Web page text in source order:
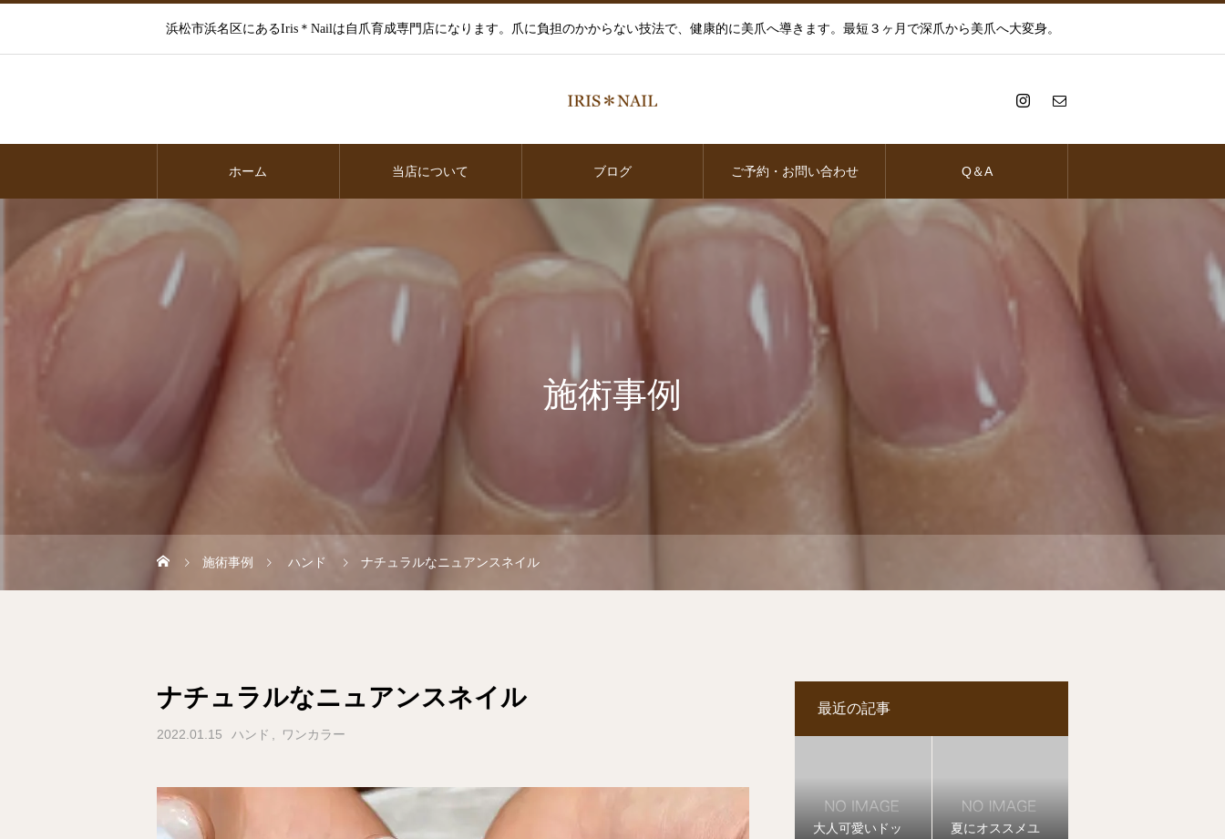
浜松市浜名区にあるIris＊Nailは自爪育成専門店になります。爪に負担のかからない技法で、健康的に美爪へ導きます。最短３ヶ月で深爪から美爪へ大変身。
ホーム 当店について ブログ ご予約・お問い合わせ Q＆A
施術事例
施術事例 ハンド ナチュラルなニュアンスネイル
ナチュラルなニュアンスネイル
2022.01.15 ハンド ワンカラー
最近の記事
大人可愛いドッ
夏にオススメユ